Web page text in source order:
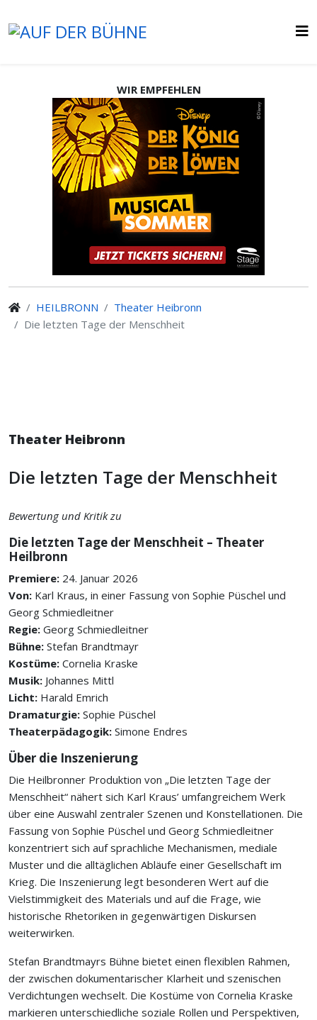
WIR EMPFEHLEN
HEILBRONN
Theater Heibronn
Die letzten Tage der Menschheit
Theater Heibronn
Die letzten Tage der Menschheit
Bewertung und Kritik zu
Die letzten Tage der Menschheit – Theater
Heilbronn
Premiere: 24. Januar 2026
Von: Karl Kraus, in einer Fassung von Sophie Püschel und
Georg Schmiedleitner
Regie: Georg Schmiedleitner
Bühne: Stefan Brandtmayr
Kostüme: Cornelia Kraske
Musik: Johannes Mittl
Licht: Harald Emrich
Dramaturgie: Sophie Püschel
Theaterpädagogik: Simone Endres
Über die Inszenierung
Die Heilbronner Produktion von „Die letzten Tage der
Menschheit“ nähert sich Karl Kraus’ umfangreichem Werk
über eine Auswahl zentraler Szenen und Konstellationen. Die
Fassung von Sophie Püschel und Georg Schmiedleitner
konzentriert sich auf sprachliche Mechanismen, mediale
Muster und die alltäglichen Abläufe einer Gesellschaft im
Krieg. Die Inszenierung legt besonderen Wert auf die
Vielstimmigkeit des Materials und auf die Frage, wie
historische Rhetoriken in gegenwärtigen Diskursen
weiterwirken.
Stefan Brandtmayrs Bühne bietet einen flexiblen Rahmen,
der zwischen dokumentarischer Klarheit und szenischen
Verdichtungen wechselt. Die Kostüme von Cornelia Kraske
markieren unterschiedliche soziale Rollen und Perspektiven,